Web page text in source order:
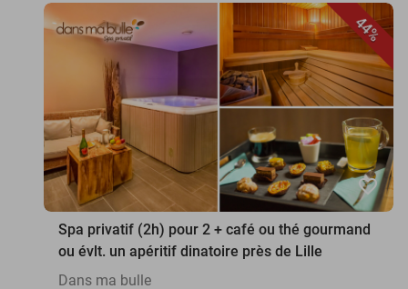
44%
favorite_border
Spa privatif (2h) pour 2 + café ou thé gourmand
ou évlt. un apéritif dinatoire près de Lille
Dans ma bulle